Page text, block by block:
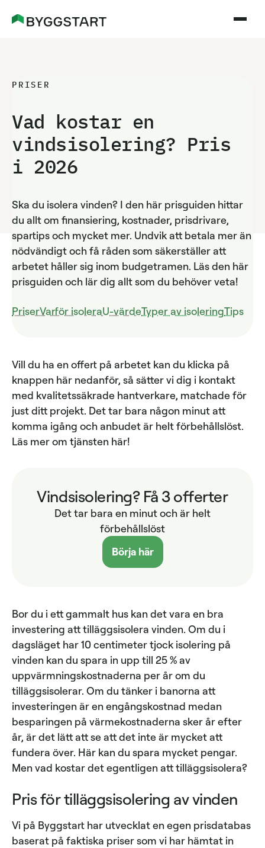
PRISER
Vad kostar en
vindsisolering? Pris
i 2026
Ska du isolera vinden? I den här prisguiden hittar
du allt om finansiering, kostnader, prisdrivare,
spartips och mycket mer. Undvik att betala mer än
nödvändigt och få råden som säkerställer att
arbetet håller sig inom budgetramen. Läs den här
prisguiden och lär dig allt som du behöver veta!
PriserVarför isoleraU-värdeTyper av isoleringTips
Vill du ha en offert på arbetet kan du klicka på
knappen här nedanför, så sätter vi dig i kontakt
med kvalitetssäkrade hantverkare, matchade för
just ditt projekt. Det tar bara någon minut att
komma igång och anbudet är helt förbehållslöst.
Läs mer om tjänsten här!
Vindsisolering? Få 3 offerter
Det tar bara en minut och är helt
förbehållslöst
Börja här
Bor du i ett gammalt hus kan det vara en bra
investering att tilläggsisolera vinden. Om du i
dagsläget har 10 centimeter tjock isolering på
vinden kan du spara in upp till 25 % av
uppvärmningskostnaderna per år om du
tilläggsisolerar. Om du tänker i banorna att
investeringen är en engångskostnad medan
besparingen på värmekostnaderna sker år efter
år, är det lätt att se att det inte är mycket att
fundera över. Här kan du spara mycket pengar.
Men vad kostar det egentligen att tilläggsisolera?
Pris för tilläggsisolering av vinden
Vi på Byggstart har utvecklat en egen prisdatabas
baserat på faktiska priser som vi har hämtat in